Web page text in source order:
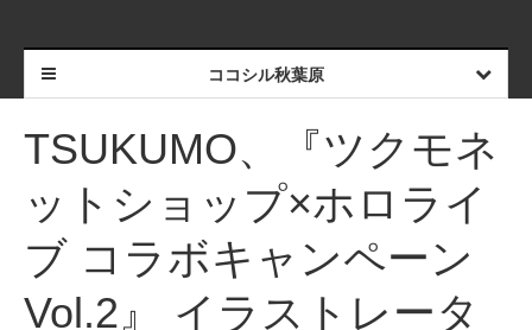
ココシル秋葉原
TSUKUMO、『ツクモネ
ットショップ×ホロライ
ブ コラボキャンペーン
Vol.2』 イラストレータ